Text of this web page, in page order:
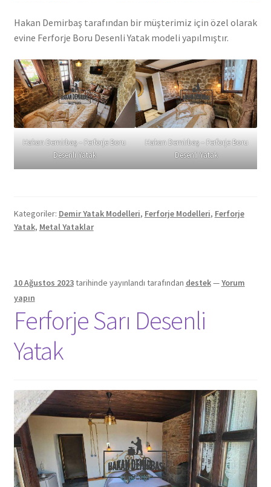
Hakan Demirbaş tarafından bir müşterimiz için özel olarak
evine Ferforje Boru Desenli Yatak modeli yapılmıştır.
Hakan Demirbaş – Ferforje Boru
Desenli Yatak
Hakan Demirbaş – Ferforje Boru
Desenli Yatak
Kategoriler: Demir Yatak Modelleri, Ferforje Modelleri, Ferforje
Yatak, Metal Yataklar
10 Ağustos 2023tarihinde yayınlandı tarafından destek—Yorum
yapın
Ferforje Sarı Desenli
Yatak